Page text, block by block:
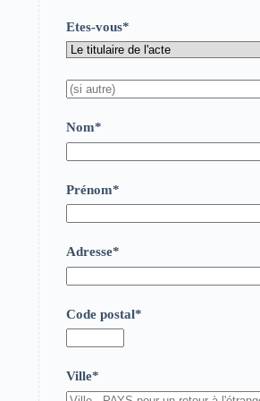
Etes-vous*
Nom*
Prénom*
Adresse*
Code postal*
Ville*